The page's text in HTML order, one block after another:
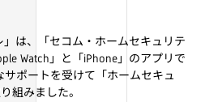
」は、「セコム・ホームセキュリテ
Watch」と「iPhone」のアプリで
サポートを受けて「ホームセキュ
組みました。